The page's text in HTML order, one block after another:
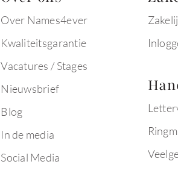
Over Names4ever
Kwaliteitsgarantie
Vacatures / Stages
Nieuwsbrief
Blog
In de media
Social Media